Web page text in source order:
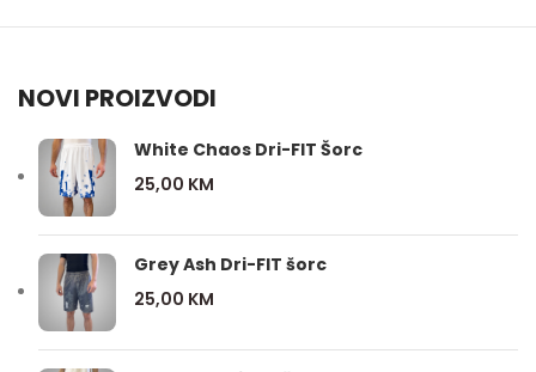
NOVI PROIZVODI
White Chaos Dri-FIT Šorc
25,00 KM
Grey Ash Dri-FIT šorc
25,00 KM